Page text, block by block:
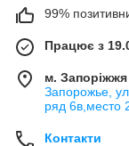
99%
Працює з
м. Запоріжжя
Запорожье,
ряд 6в,место
Контакти